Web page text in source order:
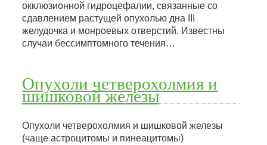
окклюзионной гидроцефалии, связанные со
сдавлением растущей опухолью дна III
желудочка и монроевых отверстий. Известны
случаи бессимптомного течения…
Опухоли четверохолмия и
шишковой железы
Опухоли четверохолмия и шишковой железы
(чаще астроцитомы и пинеацитомы)